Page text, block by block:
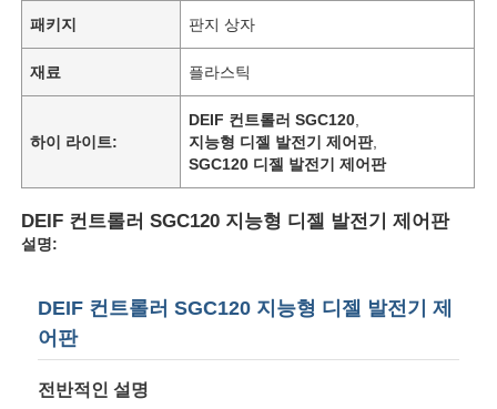
패키지 판지 상자
재료 플라스틱
하이 라이트:
DEIF 컨트롤러 SGC120
지능형 디젤 발전기 제어판,
SGC120 디젤 발전기 제어판
DEIF 컨트롤러 SGC120 지능형 디젤 발전기 제어판
설명:
DEIF 컨트롤러 SGC120 지능형 디젤 발전기 제
어판
전반적인 설명